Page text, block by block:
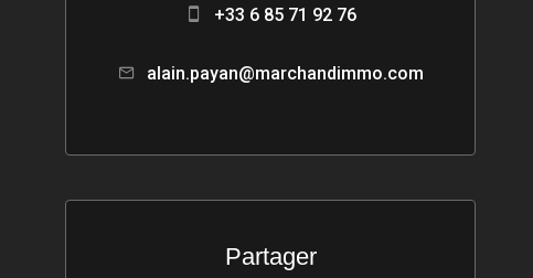
+33 6 85 71 92 76
alain.payan@marchandimmo.com
Partager